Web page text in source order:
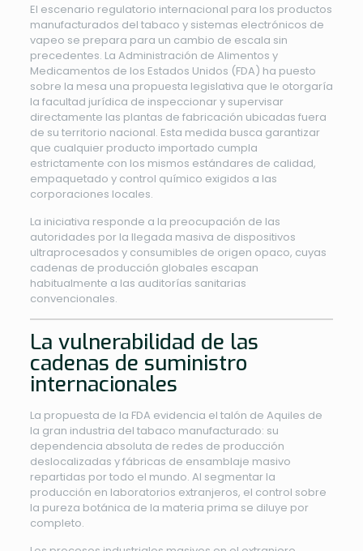
El escenario regulatorio internacional para los productos
manufacturados del tabaco y sistemas electrónicos de
vapeo se prepara para un cambio de escala sin
precedentes. La Administración de Alimentos y
Medicamentos de los Estados Unidos (FDA) ha puesto
sobre la mesa una propuesta legislativa que le otorgaría
la facultad jurídica de inspeccionar y supervisar
directamente las plantas de fabricación ubicadas fuera
de su territorio nacional. Esta medida busca garantizar
que cualquier producto importado cumpla
estrictamente con los mismos estándares de calidad,
empaquetado y control químico exigidos a las
corporaciones locales.
La iniciativa responde a la preocupación de las
autoridades por la llegada masiva de dispositivos
ultraprocesados y consumibles de origen opaco, cuyas
cadenas de producción globales escapan
habitualmente a las auditorías sanitarias
convencionales.
La vulnerabilidad de las
cadenas de suministro
internacionales
La propuesta de la FDA evidencia el talón de Aquiles de
la gran industria del tabaco manufacturado: su
dependencia absoluta de redes de producción
deslocalizadas y fábricas de ensamblaje masivo
repartidas por todo el mundo. Al segmentar la
producción en laboratorios extranjeros, el control sobre
la pureza botánica de la materia prima se diluye por
completo.